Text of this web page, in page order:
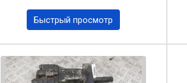
Быстрый просмотр